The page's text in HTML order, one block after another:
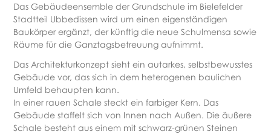
Das Gebäudeensemble der Grundschule im Bielefelder
Stadtteil Ubbedissen wird um einen eigenständigen
Baukörper ergänzt, der künftig die neue Schulmensa sowie
Räume für die Ganztagsbetreuung aufnimmt.
Das Architekturkonzept sieht ein autarkes, selbstbewusstes
Gebäude vor, das sich in dem heterogenen baulichen
Umfeld behaupten kann.
In einer rauen Schale steckt ein farbiger Kern. Das
Gebäude staffelt sich von Innen nach Außen. Die äußere
Schale besteht aus einem mit schwarz-grünen Steinen